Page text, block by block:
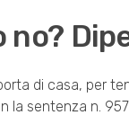
di casa, per
sentenza n.